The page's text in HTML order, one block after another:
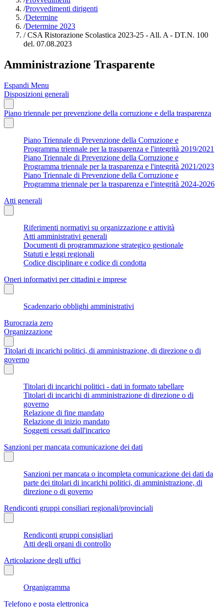
/Provvedimenti dirigenti
/Determine
/Determine 2023
/CSA Ristorazione Scolastica 2023-25 - All. A - DT.N. 100
del. 07.08.2023
Amministrazione Trasparente
Espandi Menu
Disposizioni generali
Piano triennale per prevenzione della corruzione e della trasparenza
Piano Triennale di Prevenzione della Corruzione e
Programma triennale per la trasparenza e l'integrità 2019/2021
Piano Triennale di Prevenzione della Corruzione e
Programma triennale per la trasparenza e l'integrità 2021/2023
Piano Triennale di Prevenzione della Corruzione e
Programma triennale per la trasparenza e l'integrità 2024-2026
Atti generali
Riferimenti normativi su organizzazione e attività
Atti amministrativi generali
Documenti di programmazione strategico gestionale
Statuti e leggi regionali
Codice disciplinare e codice di condotta
Oneri informativi per cittadini e imprese
Scadenzario obblighi amministrativi
Burocrazia zero
Organizzazione
Titolari di incarichi politici, di amministrazione, di direzione o di
governo
Titolari di incarichi politici - dati in formato tabellare
Titolari di incarichi di amministrazione di direzione o di
governo
Relazione di fine mandato
Relazione di inizio mandato
Soggetti cessati dall'incarico
Sanzioni per mancata comunicazione dei dati
Sanzioni per mancata o incompleta comunicazione dei dati da
parte dei titolari di incarichi politici, di amministrazione, di
direzione o di governo
Rendiconti gruppi consiliari regionali/provinciali
Rendiconti gruppi consigliari
Atti degli organi di controllo
Articolazione degli uffici
Organigramma
Telefono e posta elettronica